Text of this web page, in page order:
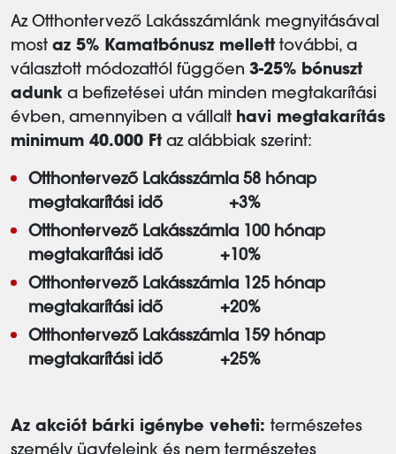
Az Otthontervező Lakásszámlánk megnyitásával
most az 5% Kamatbónusz mellett további, a
választott módozattól függően 3-25% bónuszt
adunk a befizetései után minden megtakarítási
évben, amennyiben a vállalt havi megtakarítás
minimum 40.000 Ft az alábbiak szerint:
Otthontervező Lakásszámla 58 hónap
megtakarítási idő +3%
Otthontervező Lakásszámla 100 hónap
megtakarítási idő +10%
Otthontervező Lakásszámla 125 hónap
megtakarítási idő +20%
Otthontervező Lakásszámla 159 hónap
megtakarítási idő +25%
Az akciót bárki igénybe veheti: természetes